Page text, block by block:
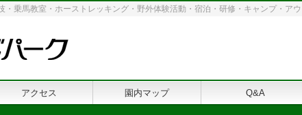
乗馬教室・ホーストレッキング・野外体験活動・宿泊・研修・キャンプ・ア
アクセス 園内マップ Q&A